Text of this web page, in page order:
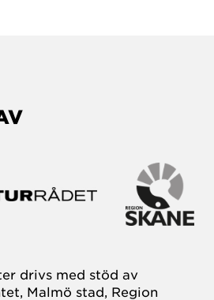
drivs med stöd av
Malmö stad, Region